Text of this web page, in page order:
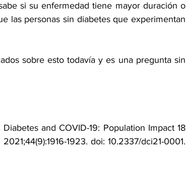
si su enfermedad tiene mayor duración o
las personas sin diabetes que experimentan
sobre esto todavía y es una pregunta sin
and COVID-19: Population Impact 18
1923. doi: 10.2337/dci21-0001.